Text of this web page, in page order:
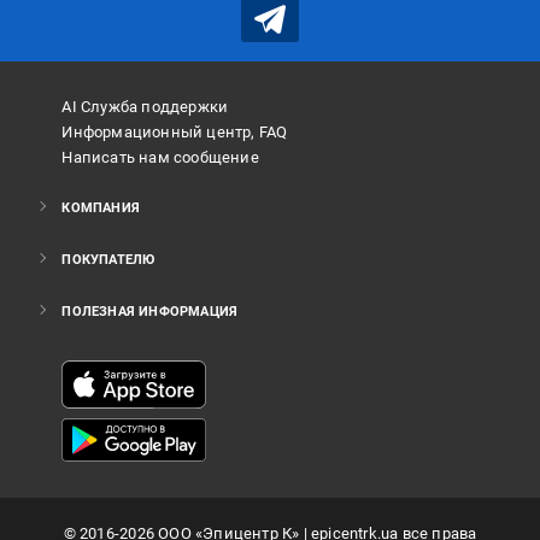
AI Служба поддержки
Информационный центр, FAQ
Написать нам сообщение
КОМПАНИЯ
ПОКУПАТЕЛЮ
ПОЛЕЗНАЯ ИНФОРМАЦИЯ
©2016-2026ООО «Эпицентр К» | epicentrk.ua все права